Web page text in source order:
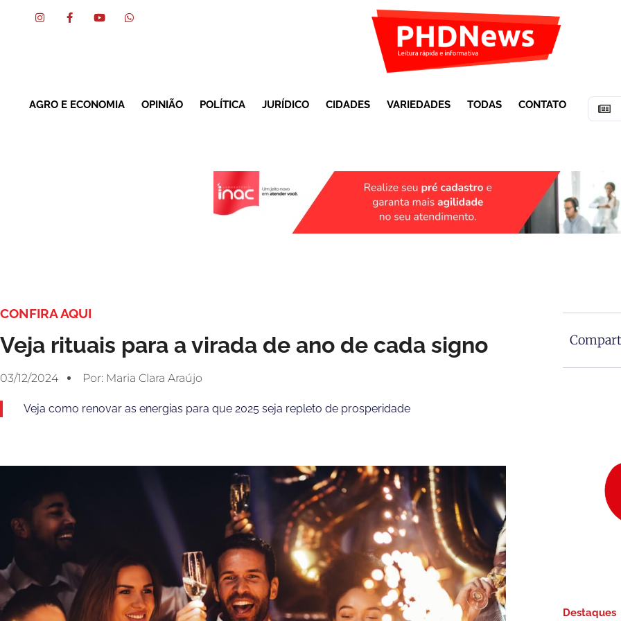
AGRO E ECONOMIA OPINIÃO POLÍTICA JURÍDICO CIDADES VARIEDADES TODAS CONTATO
CONFIRA AQUI
Veja rituais para a virada de ano de cada signo
03/12/2024 Por: Maria Clara Araújo
Veja como renovar as energias para que 2025 seja repleto de prosperidade
Destaques